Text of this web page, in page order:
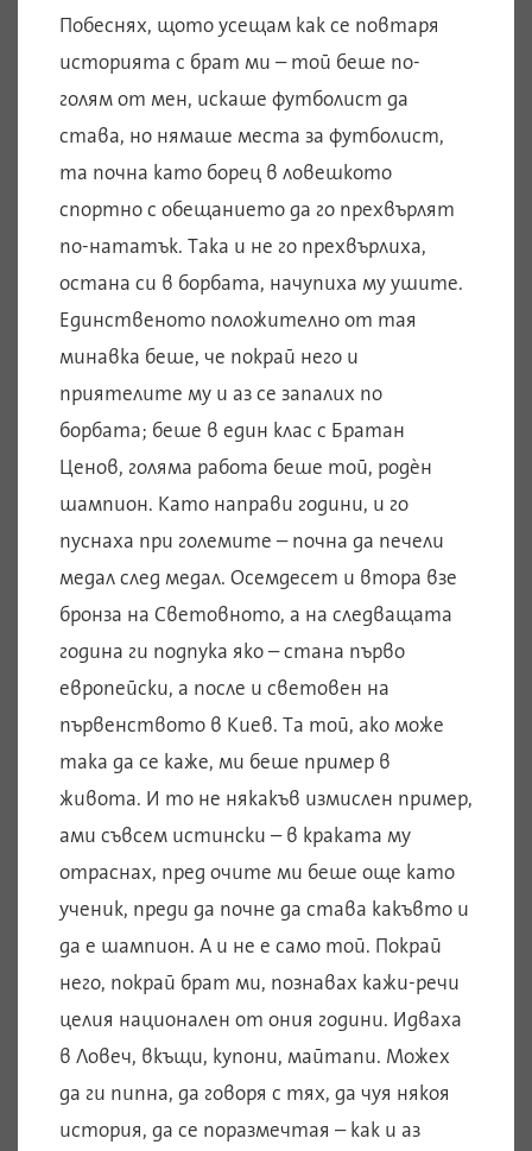
Побеснях, щото усещам как се повтаря
историята с брат ми – той беше по-
голям от мен, искаше футболист да
става, но нямаше места за футболист,
та почна като борец в ловешкото
спортно с обещанието да го прехвърлят
по-нататък. Така и не го прехвърлиха,
остана си в борбата, начупиха му ушите.
Единственото положително от тая
минавка беше, че покрай него и
приятелите му и аз се запалих по
борбата; беше в един клас с Братан
Ценов, голяма работа беше той, родèн
шампион. Като направи години, и го
пуснаха при големите – почна да печели
медал след медал. Осемдесет и втора взе
бронза на Световното, а на следващата
година ги подпука яко – стана първо
европейски, а после и световен на
първенството в Киев. Та той, ако може
така да се каже, ми беше пример в
живота. И то не някакъв измислен пример,
ами съвсем истински – в краката му
отраснах, пред очите ми беше още като
ученик, преди да почне да става какъвто и
да е шампион. А и не е само той. Покрай
него, покрай брат ми, познавах кажи-речи
целия национален от ония години. Идваха
в Ловеч, вкъщи, купони, майтапи. Можех
да ги пипна, да говоря с тях, да чуя някоя
история, да се поразмечтая – как и аз